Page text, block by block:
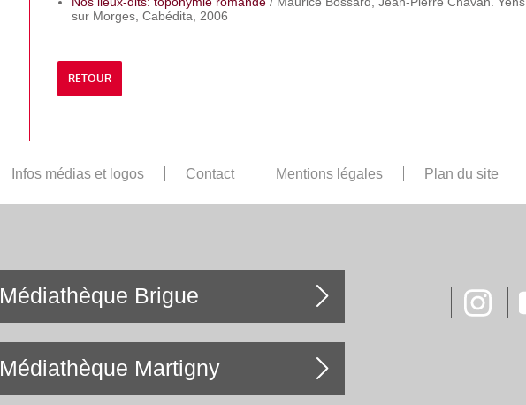
sur Morges, Cabédita, 2006
RETOUR
Infos médias et logos Contact Mentions légales Plan du site
Médiathèque Brigue
Médiathèque Martigny